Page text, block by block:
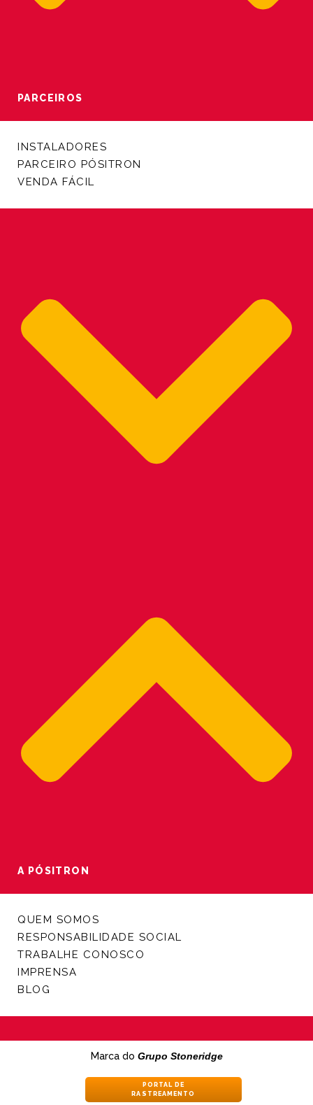
PARCEIROS
INSTALADORES
PARCEIRO PÓSITRON
VENDA FÁCIL
A PÓSITRON
QUEM SOMOS
RESPONSABILIDADE SOCIAL
TRABALHE CONOSCO
IMPRENSA
BLOG
Marca do Grupo Stoneridge
PORTAL DE
RASTREAMENTO